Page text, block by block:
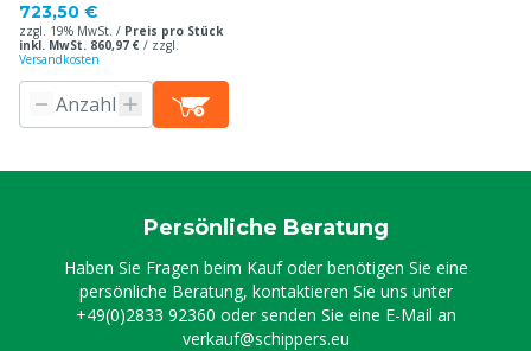
723,50 €
zzgl. 19% MwSt. / Preis pro Stück
inkl. MwSt. 860,97 € / zzgl.
Versandkosten
Persönliche Beratung
Haben Sie Fragen beim Kauf oder benötigen Sie eine
persönliche Beratung, kontaktieren Sie uns unter
+49(0)2833 92360 oder senden Sie eine E-Mail an
verkauf@schippers.eu